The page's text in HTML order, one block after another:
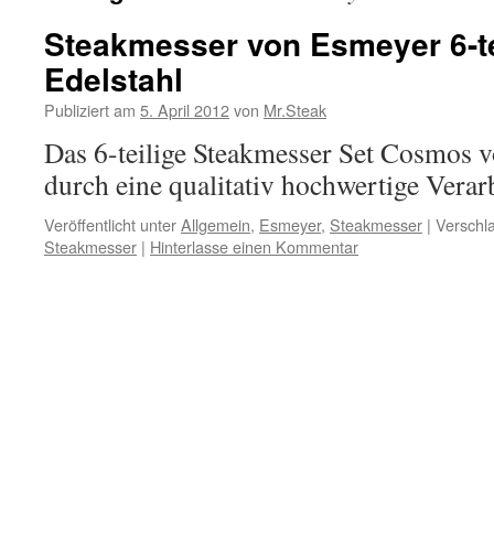
Steakmesser von Esmeyer 6-
Edelstahl
Publiziert am 5. April 2012von Mr.Steak
Das 6-teilige Steakmesser Set Cosmos
durch eine qualitativ hochwertige
Veröffentlicht unterAllgemein, Esmeyer, Steakmesser |
Steakmesser | Hinterlasse einen Kommentar